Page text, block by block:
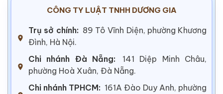
CÔNG TY LUẬT TNHH DƯƠNG GIA
Trụ sở chính: 89 Tô Vĩnh Diện, phường Khương
Đình, Hà Nội.
Chi nhánh Đà Nẵng:
141 Diệp Minh Châu,
phường Hoà Xuân, Đà Nẵng.
Chi nhánh TPHCM: 161A Đào Duy Anh, phường